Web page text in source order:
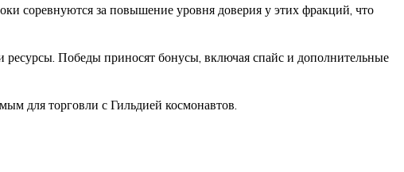
соревнуются за повышение уровня доверия у этих фракций, что
ресурсы. Победы приносят бонусы, включая спайс и дополнительные
для торговли с Гильдией космонавтов.